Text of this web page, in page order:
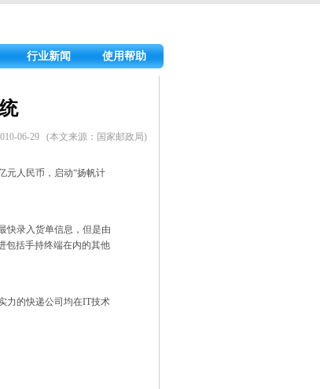
行业新闻 使用帮助
06-29 (本文来源：国家邮政局)
元人民币，启动“扬帆计
录入货单信息，但是由
包括手持终端在内的其他
力的快递公司均在IT技术